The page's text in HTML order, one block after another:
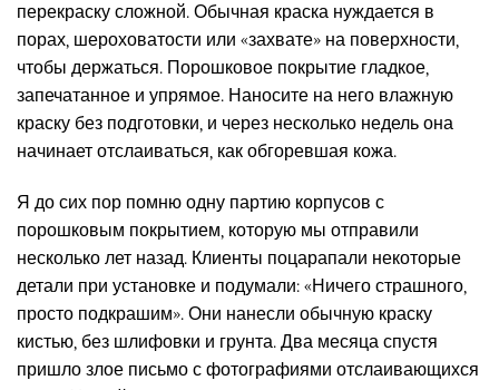
перекраску сложной. Обычная краска нуждается в
порах, шероховатости или «захвате» на поверхности,
чтобы держаться. Порошковое покрытие гладкое,
запечатанное и упрямое. Наносите на него влажную
краску без подготовки, и через несколько недель она
начинает отслаиваться, как обгоревшая кожа.
Я до сих пор помню одну партию корпусов с
порошковым покрытием, которую мы отправили
несколько лет назад. Клиенты поцарапали некоторые
детали при установке и подумали: «Ничего страшного,
просто подкрашим». Они нанесли обычную краску
кистью, без шлифовки и грунта. Два месяца спустя
пришло злое письмо с фотографиями отслаивающихся